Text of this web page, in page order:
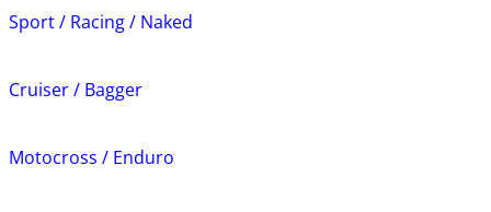
Sport / Racing / Naked
Cruiser / Bagger
Motocross / Enduro